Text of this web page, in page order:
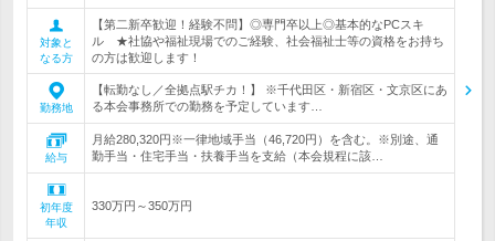
対象と
なる方
【第二新卒歓迎！経験不問】◎専門卒以上◎基本的なPCスキ
ル ★社協や福祉現場でのご経験、社会福祉士等の資格をお持ち
の方は歓迎します！
勤務地
【転勤なし／全拠点駅チカ！】 ※千代田区・新宿区・文京区にあ
る本会事務所での勤務を予定しています…
給与
月給280,320円※一律地域手当（46,720円）を含む。※別途、通
勤手当・住宅手当・扶養手当を支給（本会規程に該…
初年度
年収
330万円～350万円